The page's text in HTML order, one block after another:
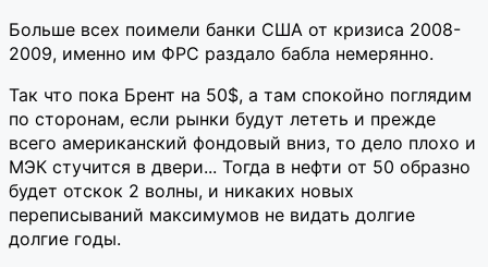
Больше всех поимели банки США от кризиса 2008-
2009, именно им ФРС раздало бабла немерянно.
Так что пока Брент на 50$, а там спокойно поглядим
по сторонам, если рынки будут лететь и прежде
всего американский фондовый вниз, то дело плохо и
МЭК стучится в двери... Тогда в нефти от 50 образно
будет отскок 2 волны, и никаких новых
переписываний максимумов не видать долгие
долгие годы.